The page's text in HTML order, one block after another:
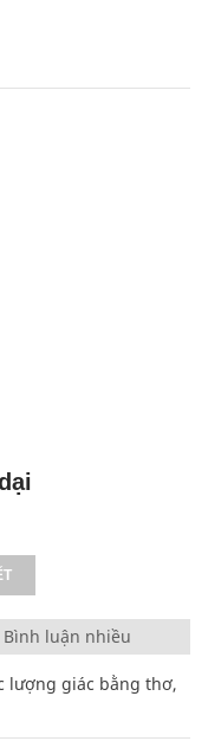
Bình luận nhiều
lượng giác bằng thơ,